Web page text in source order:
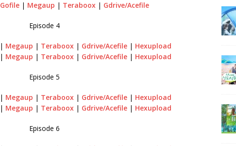
Gofile | Megaup | Teraboox | Gdrive/Acefile
Episode 4
Megaup | Teraboox| Gdrive/Acefile| Hexupload
Megaup | Teraboox| Gdrive/Acefile| Hexupload
Episode 5
| Megaup | Teraboox | Gdrive/Acefile| Hexupload
| Megaup | Teraboox | Gdrive/Acefile| Hexupload
Episode 6